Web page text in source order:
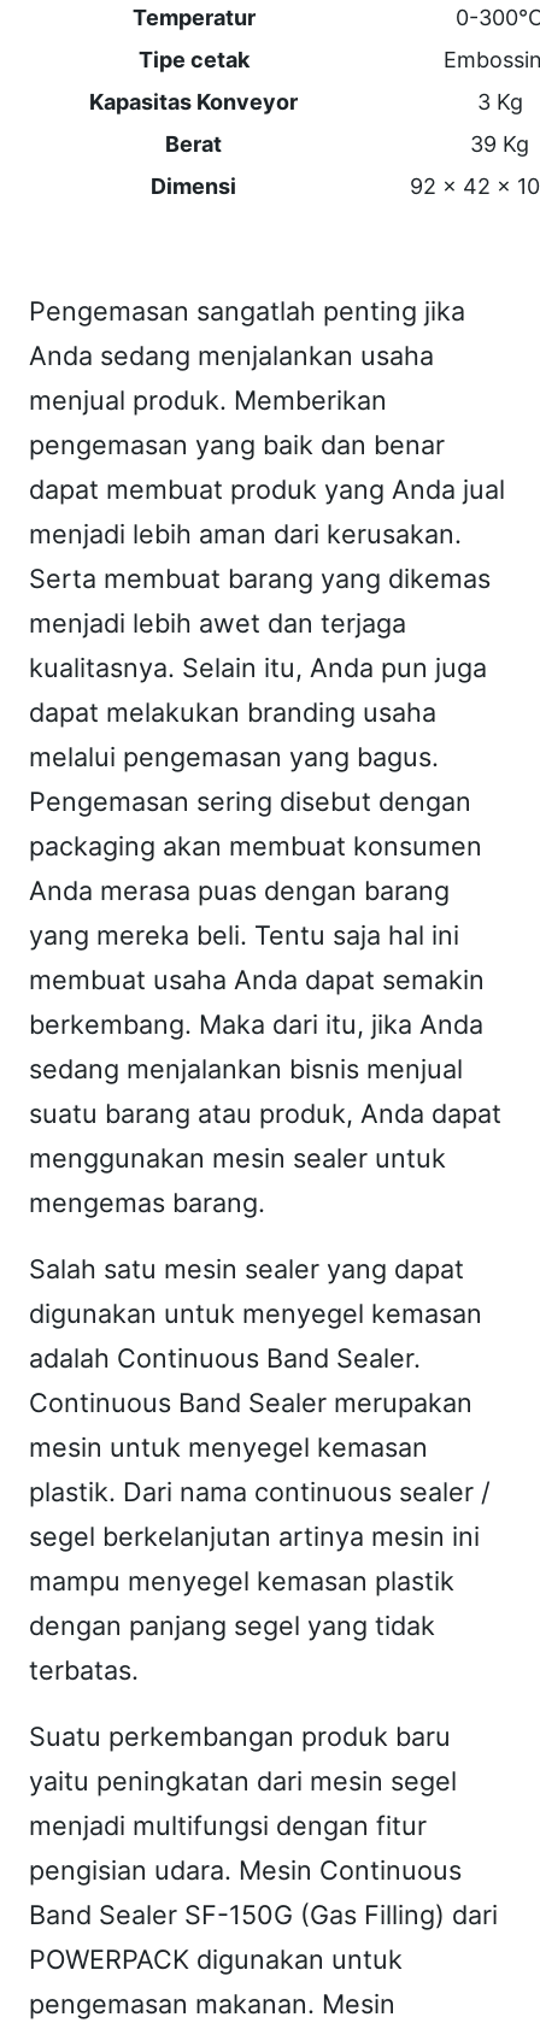
o
n
a
i
l
m
S
l
e
r
(
t
h
g
a
i
l
i
n
g
)
"
W
E
R
P
C
K
Temperatur
0-
Tipe cetak
Kapasitas Konveyor
3 Kg
Berat
39 Kg
Dimensi
92 x 42 x
Pengemasan sangatlah penting jika
Anda sedang menjalankan usaha
menjual produk. Memberikan
pengemasan yang baik dan benar
dapat membuat produk yang Anda jual
menjadi lebih aman dari kerusakan.
Serta membuat barang yang dikemas
menjadi lebih awet dan terjaga
kualitasnya. Selain itu, Anda pun juga
dapat melakukan branding usaha
melalui pengemasan yang bagus.
Pengemasan sering disebut dengan
packaging akan membuat konsumen
Anda merasa puas dengan barang
yang mereka beli. Tentu saja hal ini
membuat usaha Anda dapat semakin
berkembang. Maka dari itu, jika Anda
sedang menjalankan bisnis menjual
suatu barang atau produk, Anda dapat
menggunakan mesin sealer untuk
mengemas barang.
Salah satu mesin sealer yang dapat
digunakan untuk menyegel kemasan
adalah Continuous Band Sealer.
Continuous Band Sealer merupakan
mesin untuk menyegel kemasan
plastik. Dari nama continuous sealer /
segel berkelanjutan artinya mesin ini
mampu menyegel kemasan plastik
dengan panjang segel yang tidak
terbatas.
Suatu perkembangan produk baru
yaitu peningkatan dari mesin segel
menjadi multifungsi dengan fitur
pengisian udara. Mesin Continuous
Band Sealer SF-150G (Gas Filling) dari
POWERPACK digunakan untuk
pengemasan makanan. Mesin